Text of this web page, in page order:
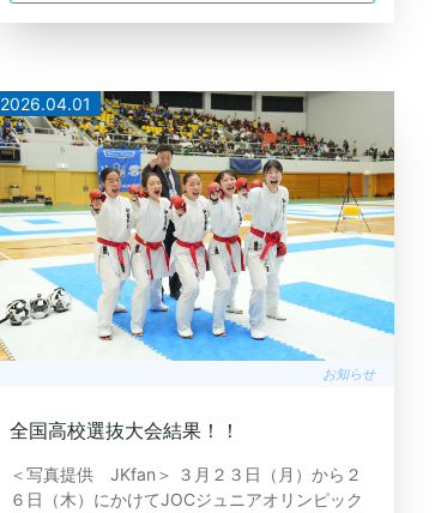
2026.04.01
お知らせ
全国高校選抜大会結果！！
＜写真提供 JKfan＞ ３月２３日（月）から２
６日（木）にかけてJOCジュニアオリンピック